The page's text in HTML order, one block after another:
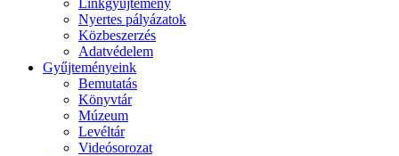
Linkgyűjtemény
Nyertes pályázatok
Közbeszerzés
Adatvédelem
Gyűjteményeink
Bemutatás
Könyvtár
Múzeum
Levéltár
Videósorozat